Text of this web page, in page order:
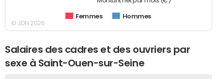
Femmes Hommes
© JDN 2026
Salaires des cadres et des ouvriers par
sexe à Saint-Ouen-sur-Seine